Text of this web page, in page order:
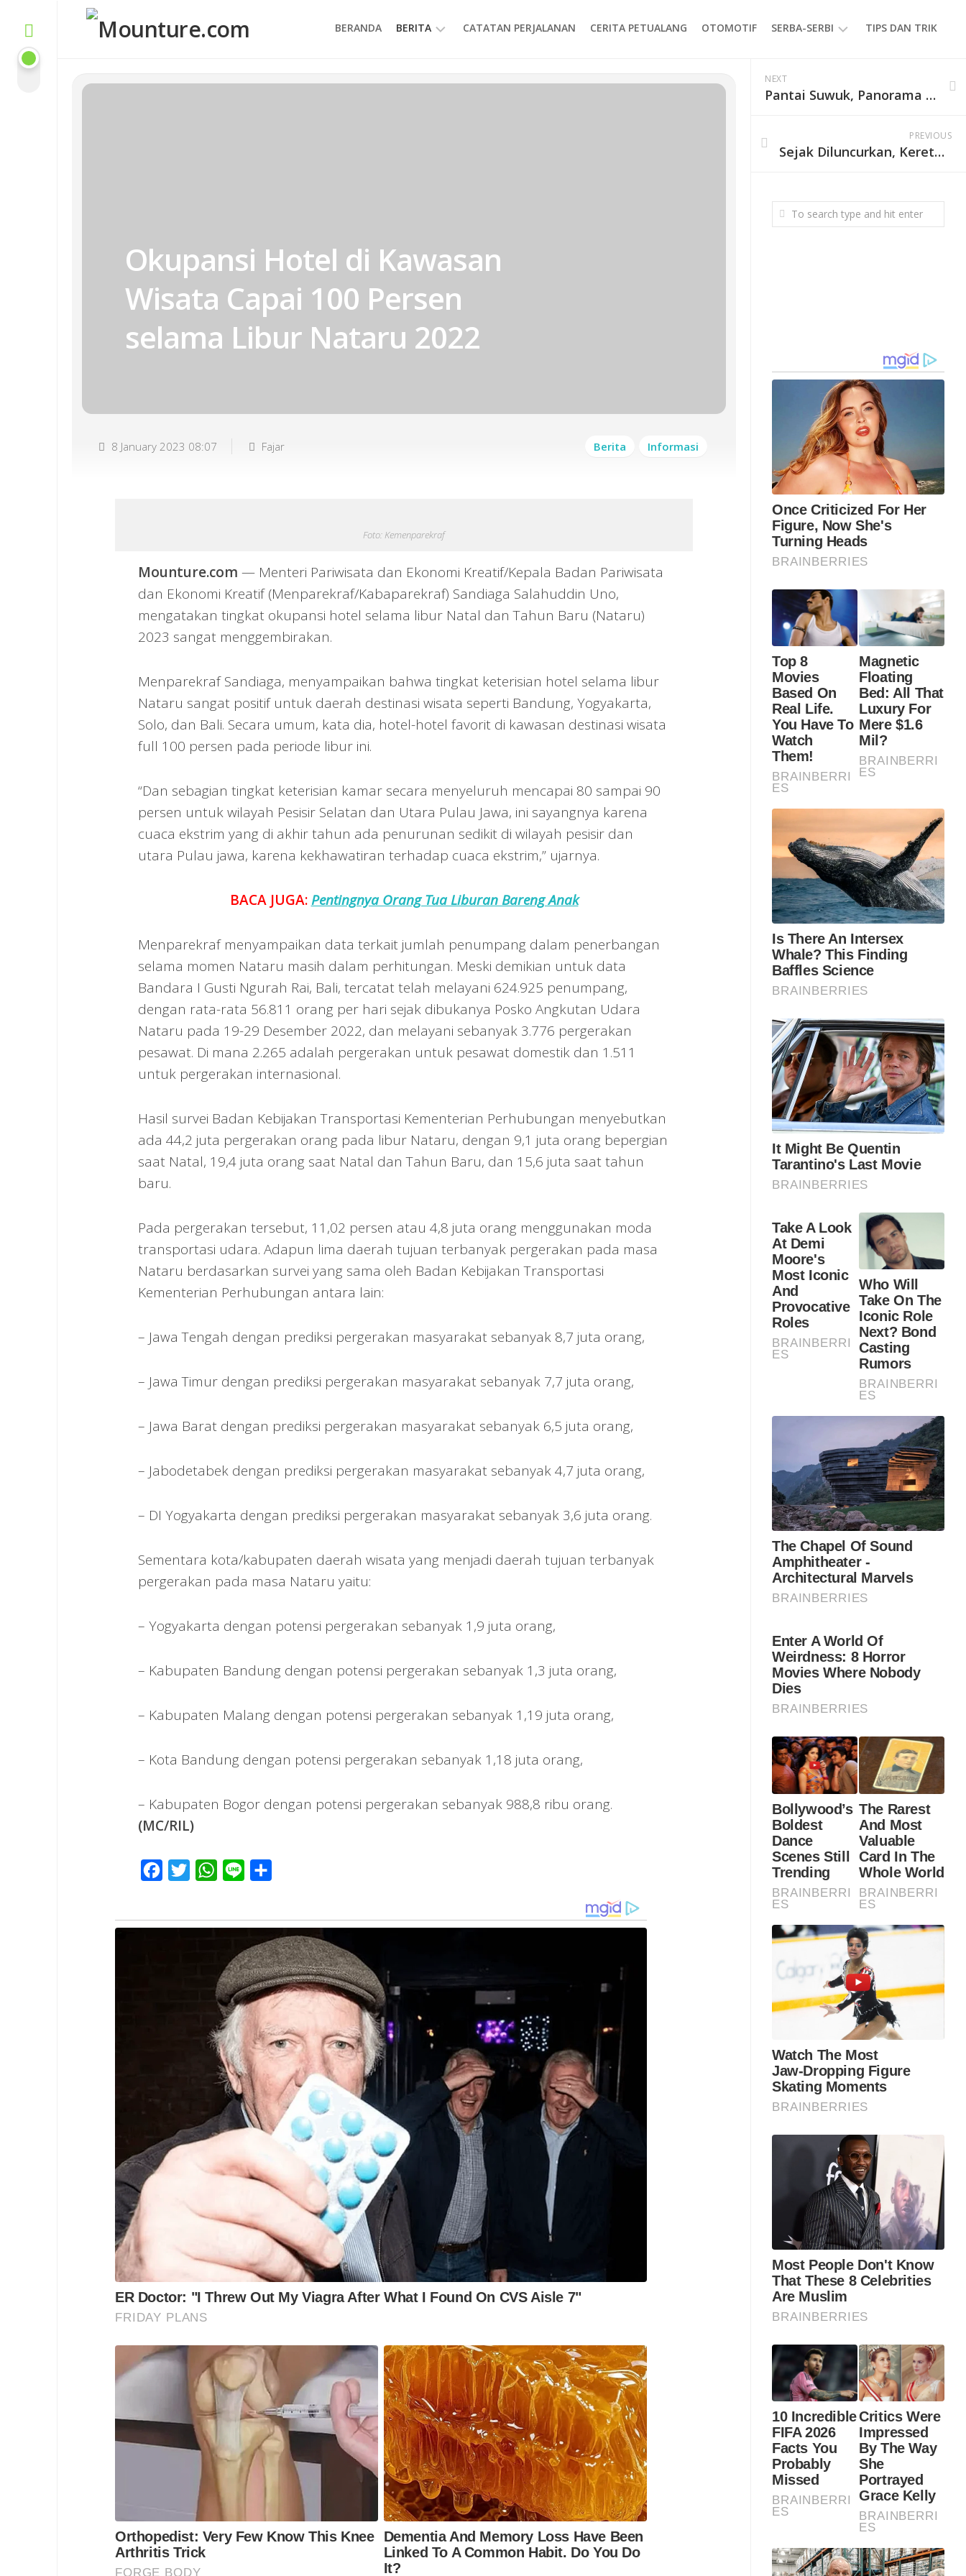
content
BERANDA BERITA CATATAN PERJALANAN CERITA PETUALANG OTOMOTIF SERBA-SERBI
EVENT
GAYA
TIPS DAN TRIK
Okupansi Hotel di Kawasan
Wisata Capai 100 Persen
selama Libur Nataru 2022
8 January 2023 08:07 Fajar Berita Informasi
Foto: Kemenparekraf
Mounture.com — Menteri Pariwisata dan Ekonomi Kreatif/Kepala Badan Pariwisata
dan Ekonomi Kreatif (Menparekraf/Kabaparekraf) Sandiaga Salahuddin Uno,
mengatakan tingkat okupansi hotel selama libur Natal dan Tahun Baru (Nataru)
2023 sangat menggembirakan.
Menparekraf Sandiaga, menyampaikan bahwa tingkat keterisian hotel selama libur
Nataru sangat positif untuk daerah destinasi wisata seperti Bandung, Yogyakarta,
Solo, dan Bali. Secara umum, kata dia, hotel-hotel favorit di kawasan destinasi wisata
full 100 persen pada periode libur ini.
“Dan sebagian tingkat keterisian kamar secara menyeluruh mencapai 80 sampai 90
persen untuk wilayah Pesisir Selatan dan Utara Pulau Jawa, ini sayangnya karena
cuaca ekstrim yang di akhir tahun ada penurunan sedikit di wilayah pesisir dan
utara Pulau jawa, karena kekhawatiran terhadap cuaca ekstrim,” ujarnya.
BACA JUGA: Pentingnya Orang Tua Liburan Bareng Anak
Menparekraf menyampaikan data terkait jumlah penumpang dalam penerbangan
selama momen Nataru masih dalam perhitungan. Meski demikian untuk data
Bandara I Gusti Ngurah Rai, Bali, tercatat telah melayani 624.925 penumpang,
dengan rata-rata 56.811 orang per hari sejak dibukanya Posko Angkutan Udara
Nataru pada 19-29 Desember 2022, dan melayani sebanyak 3.776 pergerakan
pesawat. Di mana 2.265 adalah pergerakan untuk pesawat domestik dan 1.511
untuk pergerakan internasional.
Hasil survei Badan Kebijakan Transportasi Kementerian Perhubungan menyebutkan
ada 44,2 juta pergerakan orang pada libur Nataru, dengan 9,1 juta orang bepergian
saat Natal, 19,4 juta orang saat Natal dan Tahun Baru, dan 15,6 juta saat tahun
baru.
Pada pergerakan tersebut, 11,02 persen atau 4,8 juta orang menggunakan moda
transportasi udara. Adapun lima daerah tujuan terbanyak pergerakan pada masa
Nataru berdasarkan survei yang sama oleh Badan Kebijakan Transportasi
Kementerian Perhubungan antara lain:
– Jawa Tengah dengan prediksi pergerakan masyarakat sebanyak 8,7 juta orang,
– Jawa Timur dengan prediksi pergerakan masyarakat sebanyak 7,7 juta orang,
– Jawa Barat dengan prediksi pergerakan masyarakat sebanyak 6,5 juta orang,
– Jabodetabek dengan prediksi pergerakan masyarakat sebanyak 4,7 juta orang,
– DI Yogyakarta dengan prediksi pergerakan masyarakat sebanyak 3,6 juta orang.
Sementara kota/kabupaten daerah wisata yang menjadi daerah tujuan terbanyak
pergerakan pada masa Nataru yaitu:
– Yogyakarta dengan potensi pergerakan sebanyak 1,9 juta orang,
– Kabupaten Bandung dengan potensi pergerakan sebanyak 1,3 juta orang,
– Kabupaten Malang dengan potensi pergerakan sebanyak 1,19 juta orang,
– Kota Bandung dengan potensi pergerakan sebanyak 1,18 juta orang,
– Kabupaten Bogor dengan potensi pergerakan sebanyak 988,8 ribu orang.
(MC/RIL)
Facebook
Twitter WhatsApp
Line
NEXT
Pantai Suwuk, Panorama Alam di Pesisir Pansela Jawa
PREVIOUS
Sejak Diluncurkan, Kereta Panoramic Layani 1.613 Pelanggan